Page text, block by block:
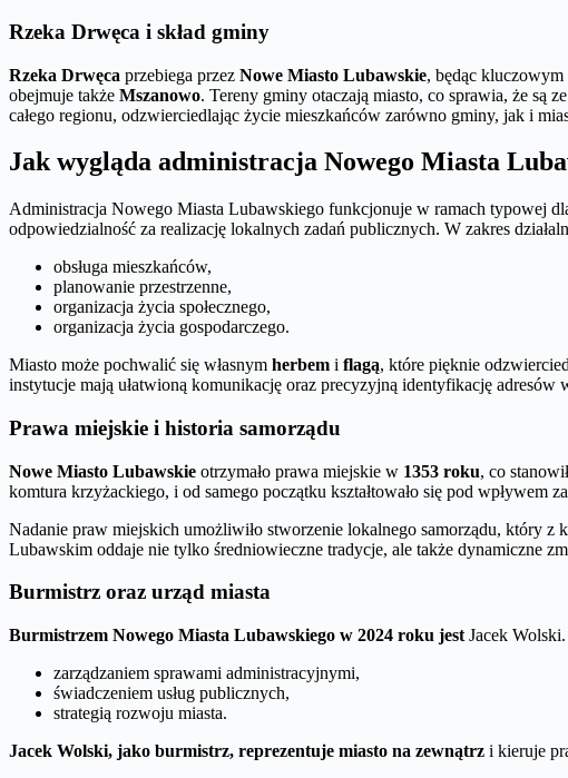
Rzeka Drwęca i skład gminy
Rzeka Drwęca przebiega przez Nowe Miasto Lubawskie, będąc
obejmuje także Mszanowo. Tereny gminy otaczają miasto, co sprawia, że są
całego regionu, odzwierciedlając życie mieszkańców zarówno gminy, jak i
Jak wygląda administracja Nowego Miasta
Administracja Nowego Miasta Lubawskiego funkcjonuje w ramach typowej
odpowiedzialność za realizację lokalnych zadań publicznych. W zakres
obsługa mieszkańców,
planowanie przestrzenne,
organizacja życia społecznego,
organizacja życia gospodarczego.
Miasto może pochwalić się własnym herbem i flagą, które pięknie
instytucje mają ułatwioną komunikację oraz precyzyjną identyfikację adresów
Prawa miejskie i historia samorządu
Nowe Miasto Lubawskie otrzymało prawa miejskie w 1353 roku, co
komtura krzyżackiego, i od samego początku kształtowało się pod wpływem
Nadanie praw miejskich umożliwiło stworzenie lokalnego samorządu, który z
Lubawskim oddaje nie tylko średniowieczne tradycje, ale także dynamiczne
Burmistrz oraz urząd miasta
Burmistrzem Nowego Miasta Lubawskiego w 2024 roku jest Jacek Wolski.
zarządzaniem sprawami administracyjnymi,
świadczeniem usług publicznych,
strategią rozwoju miasta.
Jacek Wolski, jako burmistrz, reprezentuje miasto na zewnątrz i kieruje